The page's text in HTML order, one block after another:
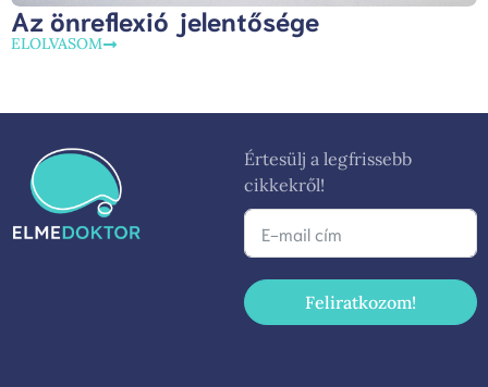
Az önreflexió jelentősége
ELOLVASOM
Értesülj a legfrissebb
cikkekről!
Feliratkozom!